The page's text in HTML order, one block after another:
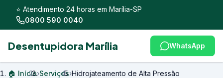
⭐ Atendimento 24 horas em Marília-SP
0800 590 0040
Desentupidora Marília WhatsApp
🏠 Início›Serviços›Hidrojateamento de Alta Pressão